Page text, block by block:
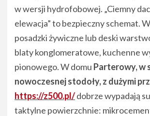
w wersji hydrofobowej. „Ciemny
elewacja” to bezpieczny schemat.
posadzki żywiczne lub deski
blaty konglomeratowe, kuchenne
pionowego. W domu Parterowy, w
nowoczesnej stodoły, z dużymi
https://z500.pl/dobrze wypadają
taktylne powierzchnie: